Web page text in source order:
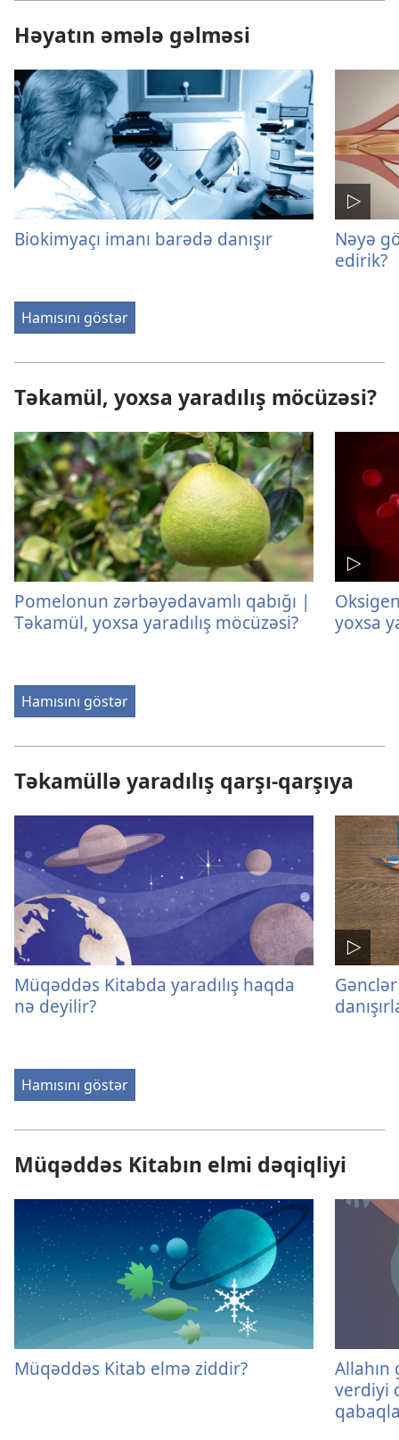
Həyatın əmələ gəlməsi
Biokimyaçı imanı barədə danışır
Nəyə
edirik?
Hamısını göstər
Təkamül, yoxsa yaradılış möcüzəsi?
Pomelonun zərbəyədavamlı qabığı |
Təkamül, yoxsa yaradılış möcüzəsi?
yoxsa
Hamısını göstər
Təkamüllə yaradılış qarşı-qarşıya
Müqəddəs Kitabda yaradılış haqda
nə deyilir?
Hamısını göstər
Müqəddəs Kitabın elmi dəqiqliyi
Müqəddəs Kitab elmə ziddir?
Allahın
verdiyi